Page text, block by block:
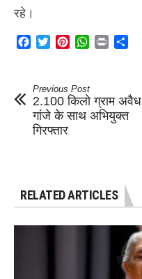
रहे।
Facebook
TwitterPinterestWhatsApp
Print
Previous Post
2.100 किलो ग्राम अवैध
गांजे के साथ अभियुक्त
गिरफ्तार
RELATED ARTICLES